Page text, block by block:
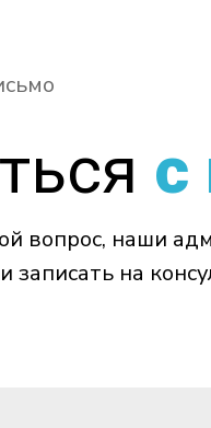
с
вопрос, наши
записать на